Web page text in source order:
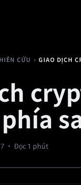
Giao dịch
CỨU ›
· Đọc 1 phút